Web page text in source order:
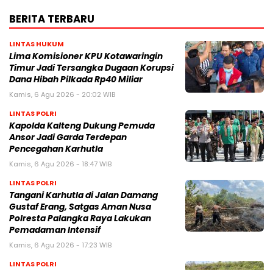
BERITA TERBARU
LINTAS HUKUM
Lima Komisioner KPU Kotawaringin
Timur Jadi Tersangka Dugaan Korupsi
Dana Hibah Pilkada Rp40 Miliar
Kamis, 6 Agu 2026 - 20:02 WIB
LINTAS POLRI
Kapolda Kalteng Dukung Pemuda
Ansor Jadi Garda Terdepan
Pencegahan Karhutla
Kamis, 6 Agu 2026 - 18:47 WIB
LINTAS POLRI
Tangani Karhutla di Jalan Damang
Gustaf Erang, Satgas Aman Nusa
Polresta Palangka Raya Lakukan
Pemadaman Intensif
Kamis, 6 Agu 2026 - 17:23 WIB
LINTAS POLRI